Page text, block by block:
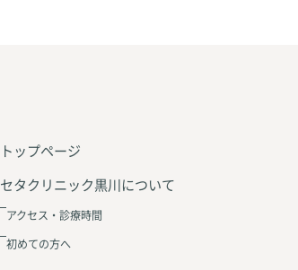
トップページ
セタクリニック黒川について
アクセス・診療時間
初めての方へ